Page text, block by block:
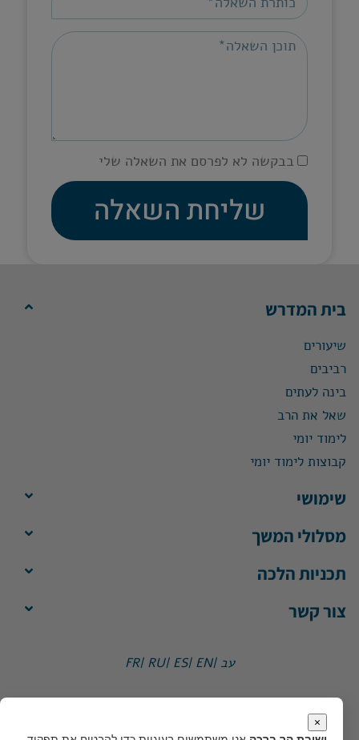
בבקשה לא לפרסם את השאלה שלי
שליחת השאלה
בית המדרש
שיעורים
רביבים
בינה לעתים
שאל את הרב
לימוד יומי
קבוצות לימוד יומי
שימושי
מסלולי המשך
תכניות הלכה
צור קשר
עב |EN |
ES |
RU |
FR
×